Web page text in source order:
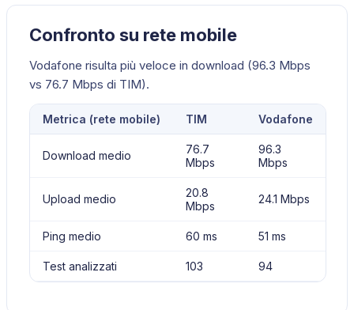
Confronto su rete mobile
Vodafone risulta più veloce in download (96.3 Mbps
vs 76.7 Mbps di TIM).
Metrica (rete mobile) TIM Vodafone
Download medio
76.7
Mbps
96.3
Mbps
Upload medio
20.8
Mbps
24.1 Mbps
Ping medio 60 ms 51 ms
Test analizzati 103 94